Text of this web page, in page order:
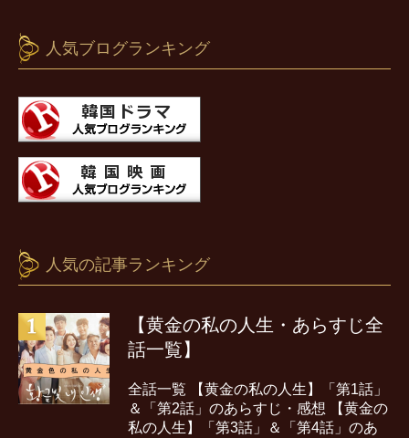
人気ブログランキング
人気の記事ランキング
【黄金の私の人生・あらすじ全
話一覧】
全話一覧 【黄金の私の人生】「第1話」
＆「第2話」のあらすじ・感想 【黄金の
私の人生】「第3話」＆「第4話」のあ